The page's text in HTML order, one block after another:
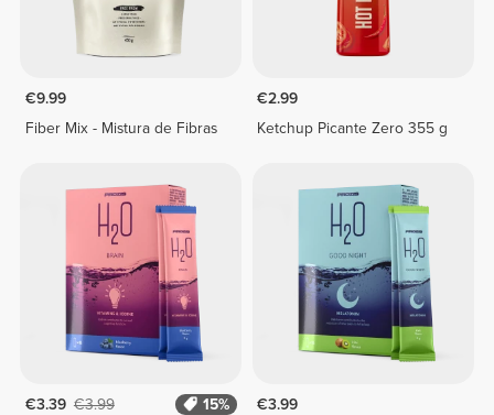
€9.99
Fiber Mix - Mistura de Fibras
€2.99
Ketchup Picante Zero 355 g
€3.39 €3.99
15%
€3.99